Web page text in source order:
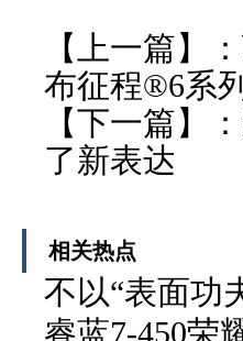
【上一篇】：
布征程®6系
【下一篇】：
了新表达
相关热点
不以“表面功
睿蓝7-450荣